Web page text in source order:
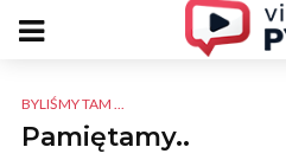
BYLIŚMY TAM ...
Pamiętamy..